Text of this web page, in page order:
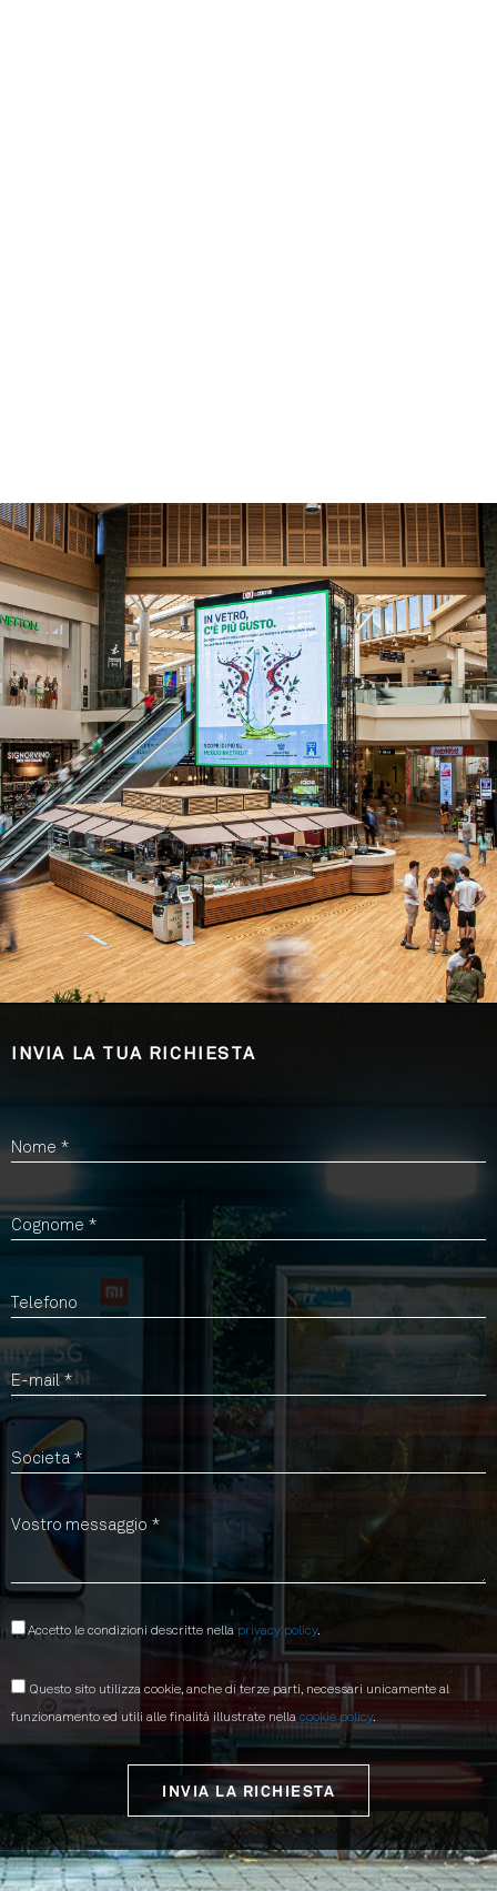
INVIA LA TUA RICHIESTA
Accetto le condizioni descritte nella privacy policy.
Questo sito utilizza cookie, anche di terze parti, necessari unicamente al
funzionamento ed utili alle finalità illustrate nella cookie policy.
INVIA LA RICHIESTA